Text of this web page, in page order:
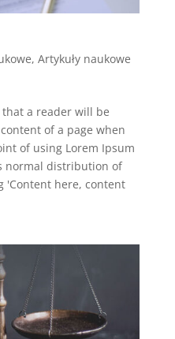
, Artykuły naukowe
a reader will be
of a page when
of using Lorem Ipsum
normal distribution of
'Content here, content